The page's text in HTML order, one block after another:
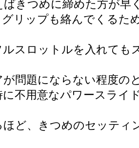
ばきつめに締めた方が早
リップも絡んでくるた
ルスロットルを入れても
問題にならない程度の
に不用意なパワースライ
ど、きつめのセッティ